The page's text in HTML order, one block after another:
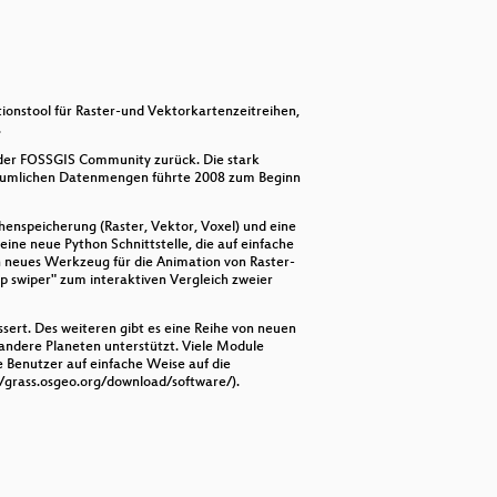
für Raster-und Vektorkartenzeitreihen,
FOSSGIS Community zurück. Die stark
Datenmengen führte 2008 zum Beginn
(Raster, Vektor, Voxel) und eine
neue Python Schnittstelle, die auf einfache
Werkzeug für die Animation von Raster-
swiper" zum interaktiven Vergleich zweier
Des weiteren gibt es eine Reihe von neuen
Planeten unterstützt. Viele Module
auf einfache Weise auf die
download/software/).